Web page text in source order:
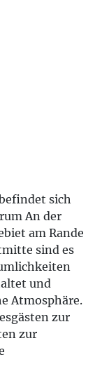
sich
An der
am Rande
sind es
und
Atmosphäre.
zur
zur